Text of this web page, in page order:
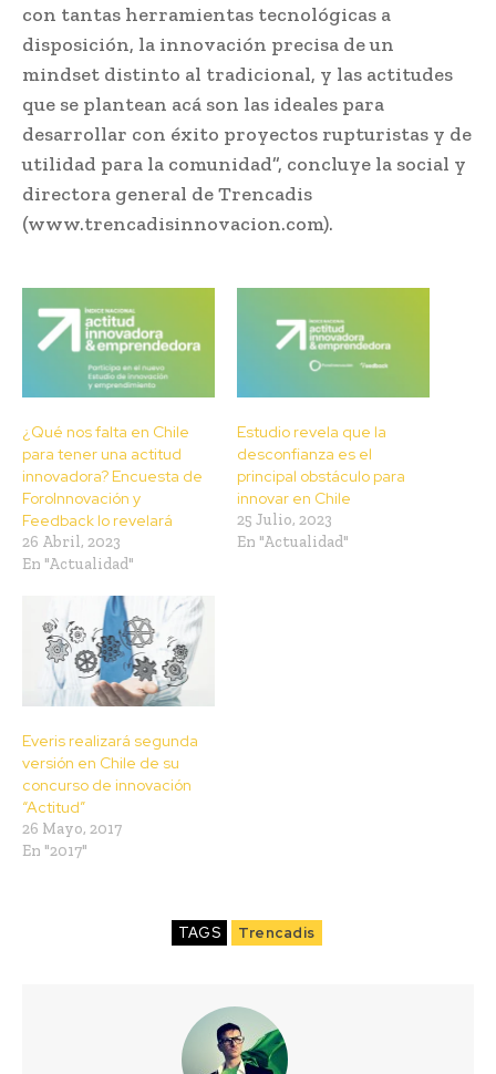
con tantas herramientas tecnológicas a
disposición, la innovación precisa de un
mindset distinto al tradicional, y las actitudes
que se plantean acá son las ideales para
desarrollar con éxito proyectos rupturistas y de
utilidad para la comunidad”, concluye la social y
directora general de Trencadis
(www.trencadisinnovacion.com).
¿Qué nos falta en Chile
para tener una actitud
innovadora? Encuesta de
ForoInnovación y
Feedback lo revelará
26 Abril, 2023
En "Actualidad"
Estudio revela que la
desconfianza es el
principal obstáculo para
innovar en Chile
25 Julio, 2023
En "Actualidad"
Everis realizará segunda
versión en Chile de su
concurso de innovación
“Actitud”
26 Mayo, 2017
En "2017"
TAGS Trencadis